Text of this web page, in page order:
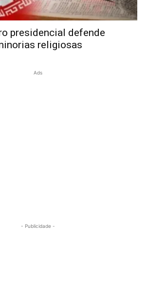
presidencial defende
religiosas
Ads
- Publicidade -